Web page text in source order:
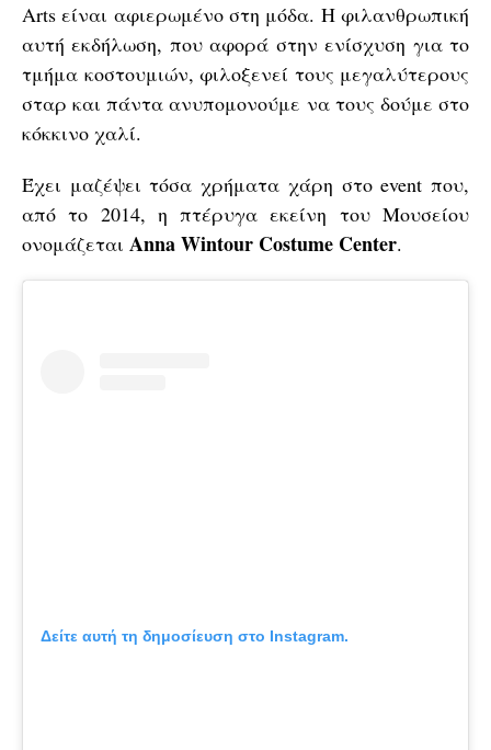
Arts είναι αφιερωμένο στη μόδα. Η φιλανθρωπική
αυτή εκδήλωση, που αφορά στην ενίσχυση για το
τμήμα κοστουμιών, φιλοξενεί τους μεγαλύτερους
σταρ και πάντα ανυπομονούμε να τους δούμε στο
κόκκινο χαλί.
Έχει μαζέψει τόσα χρήματα χάρη στο event που,
από το 2014, η πτέρυγα εκείνη του Μουσείου
ονομάζεται Anna Wintour Costume Center.
Δείτε αυτή τη δημοσίευση στο Instagram.